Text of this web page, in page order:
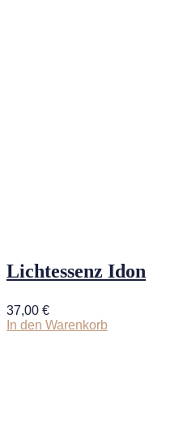
Lichtessenz Idon
37,00 €
In den Warenkorb